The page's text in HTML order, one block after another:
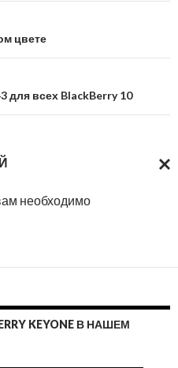
цвете
для всех BlackBerry 10
необходимо
KEYONE В НАШЕМ